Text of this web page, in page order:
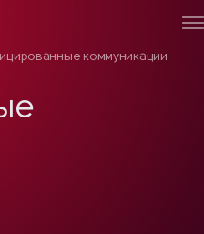
коммуникации